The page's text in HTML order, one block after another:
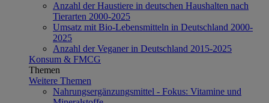
Anzahl der Haustiere in deutschen Haushalten nach
Tierarten 2000-2025
Umsatz mit Bio-Lebensmitteln in Deutschland 2000-
2025
Anzahl der Veganer in Deutschland 2015-2025
Konsum & FMCG
Themen
Weitere Themen
Nahrungsergänzungsmittel - Fokus: Vitamine und